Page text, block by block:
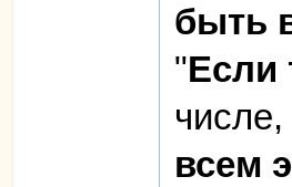
быть
"Если
числе,
всем